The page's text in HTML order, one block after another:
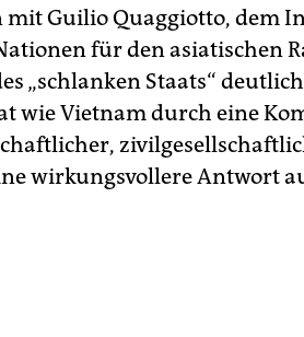
mit Guilio Quaggiotto, dem
für den asiatischen
„schlanken Staats“
wie Vietnam durch eine
wirkungsvollere Antwort